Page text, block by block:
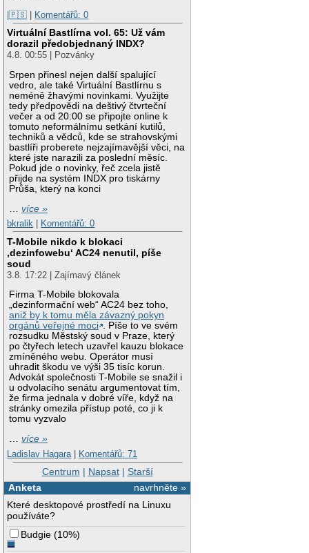
|🇵🇸 | Komentářů: 0
Virtuální Bastlírna vol. 65: Už vám
dorazil předobjednaný INDX?
4.8. 00:55 | Pozvánky
Srpen přinesl nejen další spalující
vedro, ale také Virtuální Bastlírnu s
neméně žhavými novinkami. Využijte
tedy předpovědi na deštivý čtvrteční
večer a od 20:00 se připojte online k
tomuto neformálnímu setkání kutilů,
techniků a vědců, kde se strahovskými
bastlíři proberete nejzajímavější věci, na
které jste narazili za poslední měsíc.
Pokud jde o novinky, řeč zcela jistě
přijde na systém INDX pro tiskárny
Průša, který na konci
…více »
bkralik
Komentářů: 0
T-Mobile nikdo k blokaci
‚dezinfowebu‘ AC24 nenutil, píše
soud
3.8. 17:22 | Zajímavý článek
Firma T-Mobile blokovala
„dezinformační web“ AC24 bez toho,
aniž by k tomu měla závazný pokyn
orgánů veřejné moci . Píše to ve svém
rozsudku Městský soud v Praze, který
po čtyřech letech uzavřel kauzu blokace
zmíněného webu. Operátor musí
uhradit škodu ve výši 35 tisíc korun.
Advokát společnosti T-Mobile se snažil i
u odvolacího senátu argumentovat tím,
že firma jednala v dobré víře, když na
stránky omezila přístup poté, co ji k
tomu vyzvalo
…více »
Ladislav Hagara | Komentářů: 71
Centrum | Napsat| Starší
navrhněte »
Anketa
Které desktopové prostředí na Linuxu
používáte?
Budgie (10%)